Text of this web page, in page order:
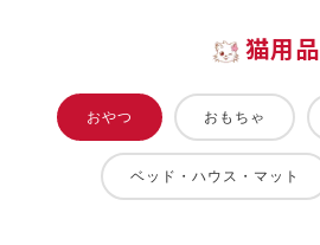
猫用品
おやつ おもちゃ
ベッド・ハウス・マット